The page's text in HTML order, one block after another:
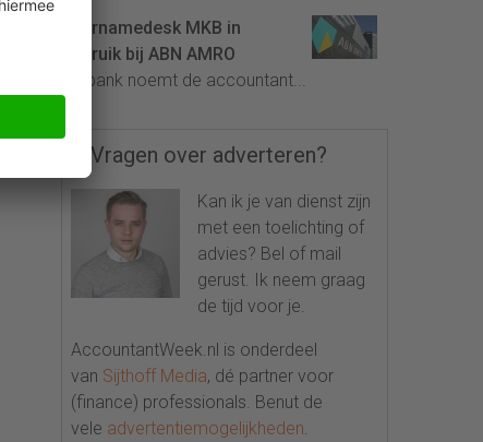
Overnamedesk MKB in
gebruik bij ABN AMRO
De bank noemt de accountant...
Vragen over adverteren?
Kan ik je van dienst zijn
met een toelichting of
advies? Bel of mail
gerust. Ik neem graag
de tijd voor je.
AccountantWeek.nl is onderdeel
van Sijthoff Media, dé partner voor
(finance) professionals. Benut de
vele advertentiemogelijkheden.